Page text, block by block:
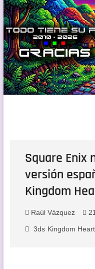
Square Enix
versión
Kingdom
Raúl Vázquez
3ds Kingdom